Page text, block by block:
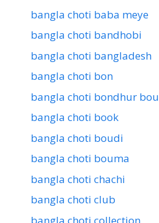
bangla choti baba meye
bangla choti bandhobi
bangla choti bangladesh
bangla choti bon
bangla choti bondhur bou
bangla choti book
bangla choti boudi
bangla choti bouma
bangla choti chachi
bangla choti club
bangla choti collection